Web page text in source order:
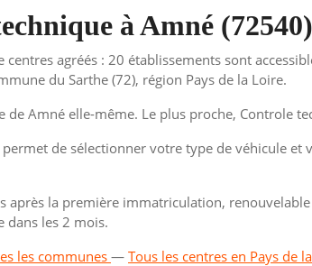
à Amné
agréés : 20 établissements sont
du Sarthe (72), région Pays de la Loire.
Amné elle-même. Le plus proche, Controle
de sélectionner votre type de véhicule
après la première immatriculation,
dans les 2 mois.
les communes — Tous les centres en Pays de